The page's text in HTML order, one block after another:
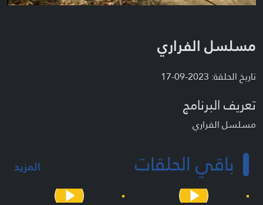
مسلسل الفراري
تاريخ الحلقة: 2023-09-17
تعريف البرنامج
مسلسل الفراري
باقي الحلقات المزيد